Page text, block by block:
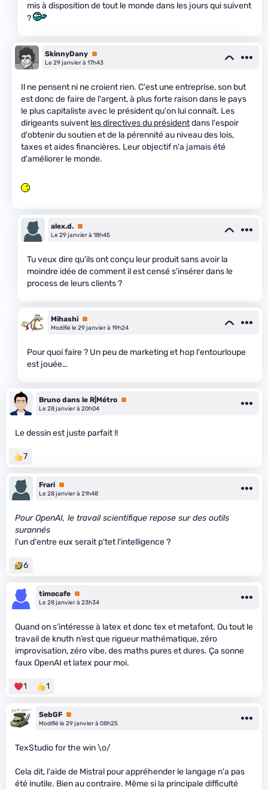
mis à disposition de tout le monde dans les jours qui suivent
?
SkinnyDany Premium
Le 29 janvier à 17h43
Il ne pensent ni ne croient rien. C'est une entreprise, son but
est donc de faire de l'argent, à plus forte raison dans le pays
le plus capitaliste avec le président qu'on lui connaît. Les
dirigeants suiventles directives du présidentdans l'espoir
d'obtenir du soutien et de la pérennité au niveau des lois,
taxes et aides financières. Leur objectif n'a jamais été
d'améliorer le monde.
alex.d. Premium
Le 29 janvier à 18h45
Tu veux dire qu'ils ont conçu leur produit sans avoir la
moindre idée de comment il est censé s'insérer dans le
process de leurs clients ?
Mihashi Premium
Modifié le 29 janvier à 19h24
Pour quoi faire ? Un peu de marketing et hop l'entourloupe
est jouée…
Bruno dans le R|Métro Premium
Le 28 janvier à 20h04
Le dessin est juste parfait !!
7
Frari Premium
Le 28 janvier à 21h48
Pour OpenAI, le travail scientifique repose sur des outils
surannés
l'un d'entre eux serait p'tet l'intelligence ?
6
timocafe Premium
Le 28 janvier à 23h34
Quand on s’intéresse à latex et donc tex et metafont. Ou tout le
travail de knuth n’est que rigueur mathématique, zéro
improvisation, zéro vibe, des maths pures et dures. Ça sonne
faux OpenAI et latex pour moi.
1 1
SebGF Premium
Modifié le 29 janvier à 08h25
TexStudio for the win \o/
Cela dit, l'aide de Mistral pour appréhender le langage n'a pas
été inutile. Bien au contraire. Même si la principale difficulté